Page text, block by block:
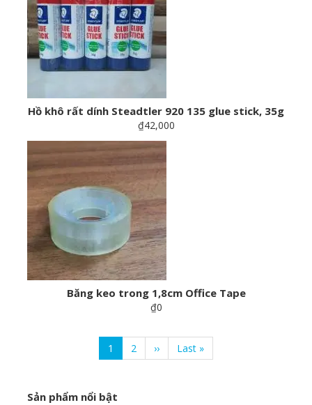
Hồ khô rất dính Steadtler 920 135 glue stick, 35g
₫42,000
Băng keo trong 1,8cm Office Tape
₫0
Current
page
1 Page
2
Next
page
››
Last
page
Last »
Sản phẩm nổi bật